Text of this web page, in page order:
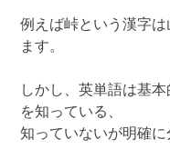
例えば峠という漢字
ます。
しかし、英単語は基
を知っている、
知っていないが明確に